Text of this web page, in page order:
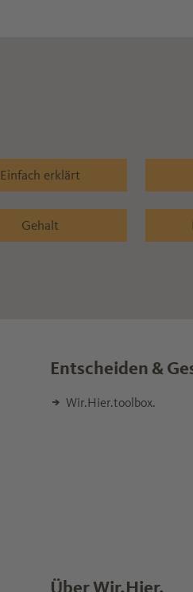
Einfach erklärt
Gehalt
Entscheiden &
Wir.Hier.toolbox.